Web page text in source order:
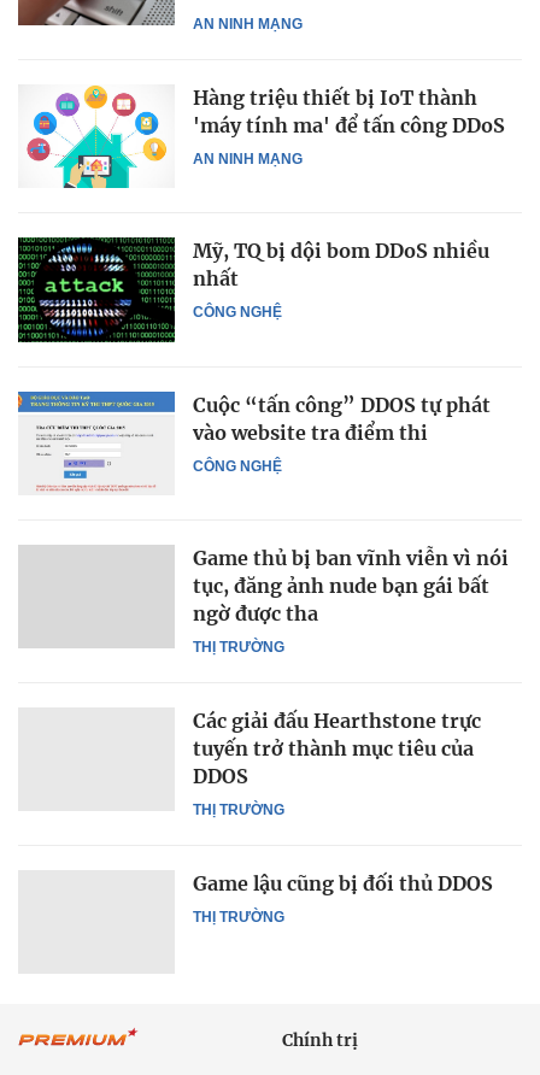
AN NINH MẠNG
AN NINH MẠNG
Hàng triệu thiết bị IoT thành
'máy tính ma' để tấn công DDoS
CÔNG NGHỆ
Mỹ, TQ bị dội bom DDoS nhiều
nhất
CÔNG NGHỆ
Cuộc “tấn công” DDOS tự phát
vào website tra điểm thi
THỊ TRƯỜNG
Game thủ bị ban vĩnh viễn vì nói
tục, đăng ảnh nude bạn gái bất
ngờ được tha
THỊ TRƯỜNG
Các giải đấu Hearthstone trực
tuyến trở thành mục tiêu của
DDOS
THỊ TRƯỜNG
Game lậu cũng bị đối thủ DDOS
Chính trị